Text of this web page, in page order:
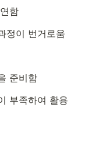
함
정이 번거로움
준비함
부족하여 활용